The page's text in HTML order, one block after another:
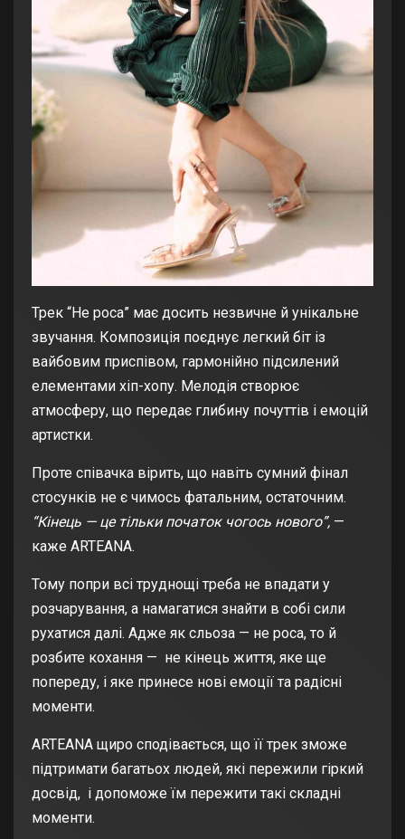
Трек “Не роса” має досить незвичне й унікальне
звучання. Композиція поєднує легкий біт із
вайбовим приспівом, гармонійно підсилений
елементами хіп-хопу. Мелодія створює
атмосферу, що передає глибину почуттів і емоцій
артистки.
Проте співачка вірить, що навіть сумний фінал
стосунків не є чимось фатальним, остаточним.
“Кінець — це тільки початок чогось нового”, —
каже ARTEANA.
Тому попри всі труднощі треба не впадати у
розчарування, а намагатися знайти в собі сили
рухатися далі. Адже як сльоза — не роса, то й
розбите кохання — не кінець життя, яке ще
попереду, і яке принесе нові емоції та радісні
моменти.
ARTEANA щиро сподівається, що її трек зможе
підтримати багатьох людей, які пережили гіркий
досвід, і допоможе їм пережити такі складні
моменти.